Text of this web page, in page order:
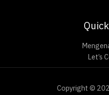
Let’s
Copyright ©